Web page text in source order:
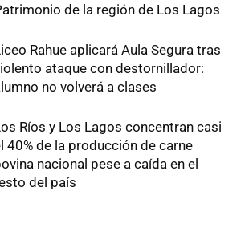
de la región de Los Lagos
Rahue aplicará Aula Segura tras
ataque con destornillador:
no volverá a clases
Ríos y Los Lagos concentran casi
40% de la producción de carne
nacional pese a caída en el
del país